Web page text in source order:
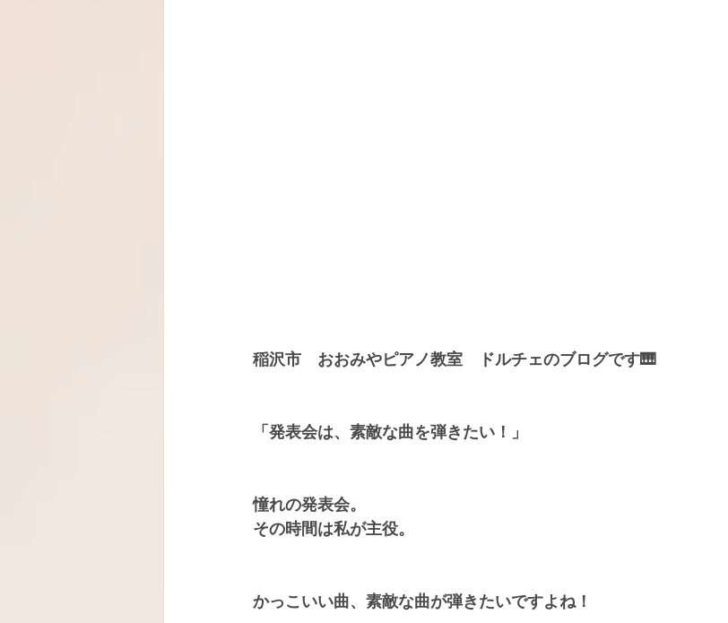
稲沢市　おおみやピアノ教室　ドルチェのブログです🎹
「発表会は、素敵な曲を弾きたい！」
憧れの発表会。
その時間は私が主役。
かっこいい曲、素敵な曲が弾きたいですよね！